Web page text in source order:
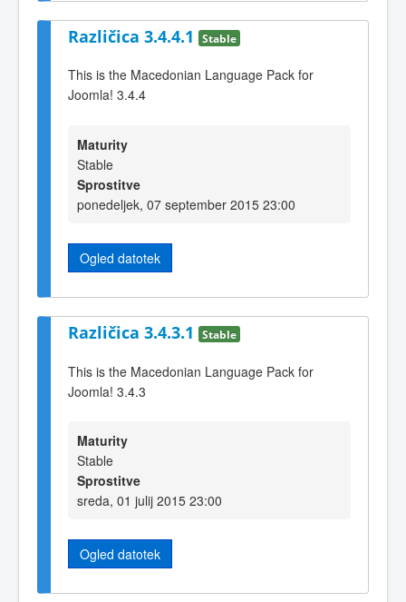
Različica 3.4.4.1 Stable
This is the Macedonian Language Pack for
Joomla! 3.4.4
Maturity
Stable
Sprostitve
ponedeljek, 07 september 2015 23:00
Ogled datotek
Različica 3.4.3.1 Stable
This is the Macedonian Language Pack for
Joomla! 3.4.3
Maturity
Stable
Sprostitve
sreda, 01 julij 2015 23:00
Ogled datotek